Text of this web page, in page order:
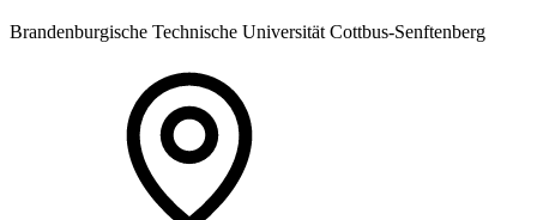
Brandenburgische Technische Universität Cottbus-Senftenberg